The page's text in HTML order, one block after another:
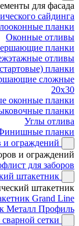
для фасада
сайдинга
планки
Оконные отливы
планки
отливы
планки
сложные
20x30
оконные планки
планки
Углы отлива
планки
и ограждений
и ограждений
для заборов
штакетник
штакетник
Grand Line
Металл Профиль
сетки